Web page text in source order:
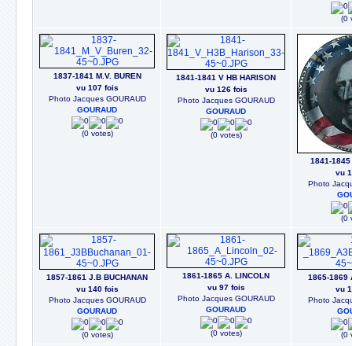
(0
1837-1841 M.V. BUREN
vu 107 fois
Photo Jacques GOURAUD
GOURAUD
(0 votes)
1841-1841 V HB HARISON
vu 126 fois
Photo Jacques GOURAUD
GOURAUD
(0 votes)
1841-1845
vu
Photo
(0
1857-1861 J.B BUCHANAN
vu 140 fois
Photo Jacques GOURAUD
GOURAUD
(0 votes)
1861-1865 A. LINCOLN
vu 97 fois
Photo Jacques GOURAUD
GOURAUD
(0 votes)
1865-1869
vu
Photo
(0